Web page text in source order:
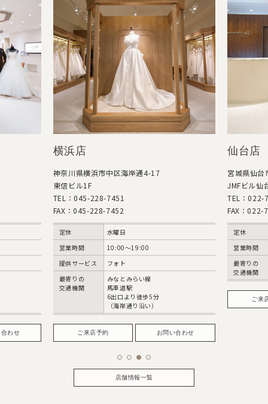
合わせ
仙台店
宮城県仙台市青葉区中央4-10-3
JMFビル仙台01 1階
TEL：022-726-5055
FAX：022-726-5051
定休
火・水曜日
営業時間
10:00～18:00
最寄りの
交通機関
JR仙台駅 西口
徒歩5分
ご来店予約
東京
東京都港
TEL：03-
FAX：
営業時間
提供サー
最寄りの
交通機関
店舗情報一覧